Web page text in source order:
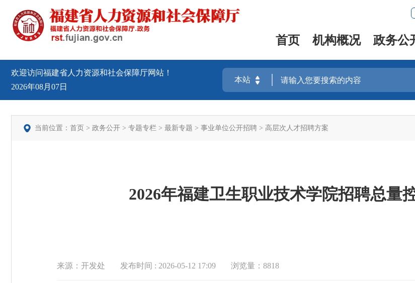
首页 机构概况 政务公
欢迎访问福建省人力资源和社会保障厅网站！
2026年08月07日
当前位置： 首页 > 政务公开 > 专题专栏 > 最新专题 > 事业单位公开招聘 > 高层次人才招聘方案
2026年福建卫生职业技术学院招聘总量
来源：开发处 发布时间 : 2026-05-12 17:09 浏览量：8818